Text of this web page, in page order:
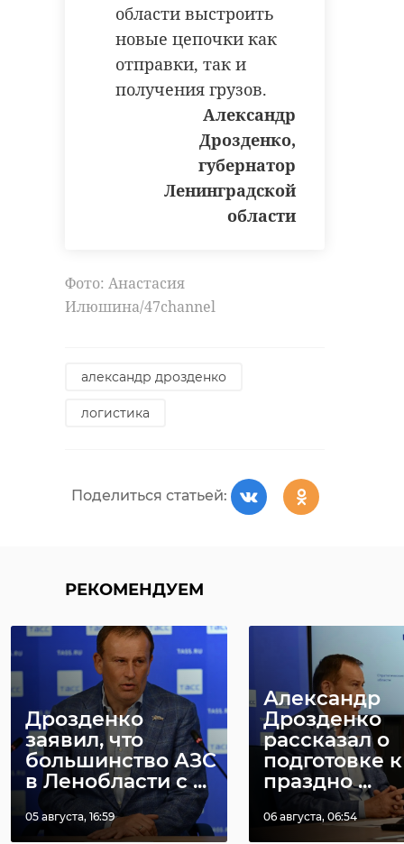
области выстроить
новые цепочки как
отправки, так и
получения грузов.
Александр
Дрозденко,
губернатор
Ленинградской
области
Фото: Анастасия
Илюшина/47channel
александр дрозденко
логистика
Поделиться статьей:
РЕКОМЕНДУЕМ
Дрозденко
заявил, что
большинство АЗС
в Ленобласти с ...
05 августа, 16:59
Александр
Дрозденко
рассказал о
подготовке к
праздно ...
06 августа, 06:54